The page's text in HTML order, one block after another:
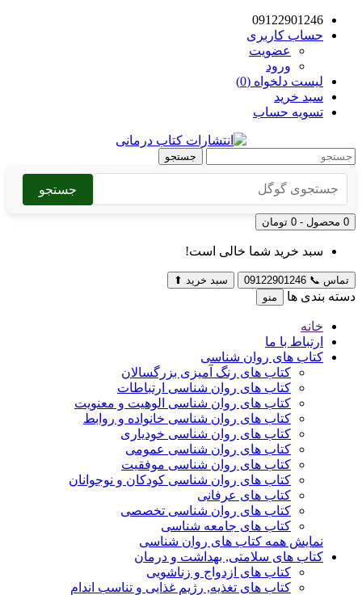
09122901246
حساب کاربری
عضویت
ورود
لیست دلخواه (0)
سبد خرید
تسویه حساب
جستجو
جستجو
0 محصول - 0 تومان
سبد خرید شما خالی است!
تماس 📞
09122901246 سبد خرید ⬆
دسته بندی ها منو
خانه
ارتباط با ما
کتاب های روان شناسی
کتاب های رنگ آمیزی بزرگسالان
کتاب های روان شناسی ارتباطات
کتاب های روان شناسی الوهیت و معنویت
کتاب های روان شناسی خانواده و روابط
کتاب های روان شناسی خودیاری
کتاب های روان شناسی عمومی
کتاب های روان شناسی موفقیت
کتاب های روان شناسی کودکان و نوجوانان
کتاب های عرفانی
کتاب های روان شناسی تخصصی
کتاب های جامعه شناسی
نمایش همه کتاب های روان شناسی
کتاب های سلامتی, بهداشت و درمان
کتاب های ازدواج و زناشویی
کتاب های تغذیه, رژیم غذایی و تناسب اندام